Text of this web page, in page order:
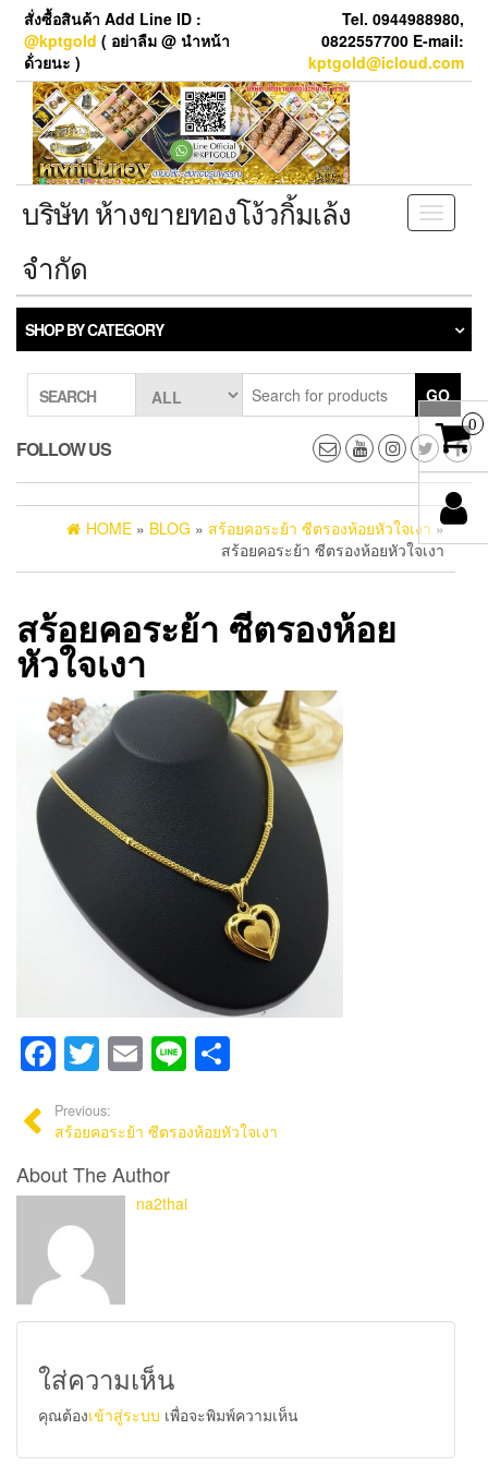
Skip
content
สั่งซื้อสินค้า Add Line ID :
@kptgold ( อย่าลืม @ นำหน้า
ด้่วยนะ )
Tel. 0944988980,
0822557700 E-mail:
kptgold@icloud.com
Toggle
บริษัท ห้างขายทองโง้วกิ้มเล้ง
จำกัด
SHOP BY CATEGORY
SEARCH GO
FOLLOW US
HOME » BLOG » สร้อยคอระย้า ซีตรองห้อยหัวใจเงา »
สร้อยคอระย้า ซีตรองห้อยหัวใจเงา
สร้อยคอระย้า ซีตรองห้อย
หัวใจเงา
Facebook
Twitter
Email
Line
Previous:
สร้อยคอระย้า ซีตรองห้อยหัวใจเงา
About The Author
na2thai
ใส่ความเห็น
คุณต้องเข้าสู่ระบบ เพื่อจะพิมพ์ความเห็น
0